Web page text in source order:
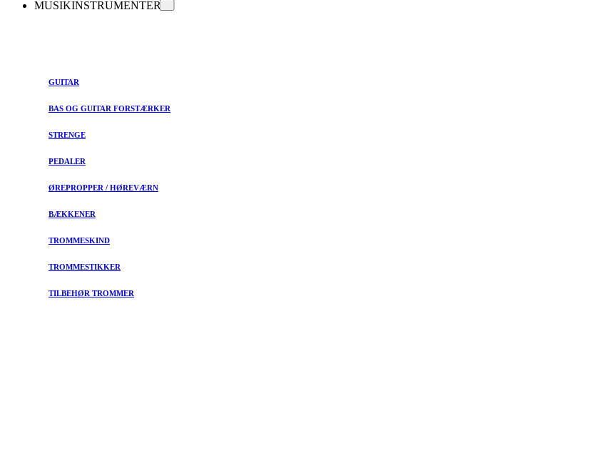
MUSIKINSTRUMENTER
GUITAR
BAS OG GUITAR FORSTÆRKER
STRENGE
PEDALER
ØREPROPPER / HØREVÆRN
BÆKKENER
TROMMESKIND
TROMMESTIKKER
TILBEHØR TROMMER